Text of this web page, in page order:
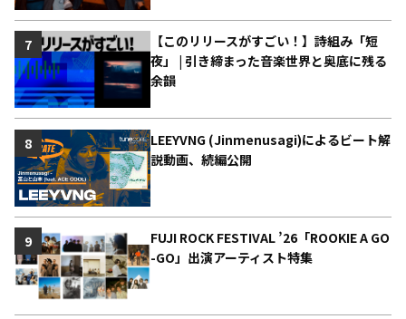
【このリリースがすごい！】詩組み「短
夜」 | 引き締まった音楽世界と奥底に残る
余韻
7
LEEYVNG (Jinmenusagi)によるビート解
説動画、続編公開
8
FUJI ROCK FESTIVAL ’26「ROOKIE A GO
-GO」出演アーティスト特集
9